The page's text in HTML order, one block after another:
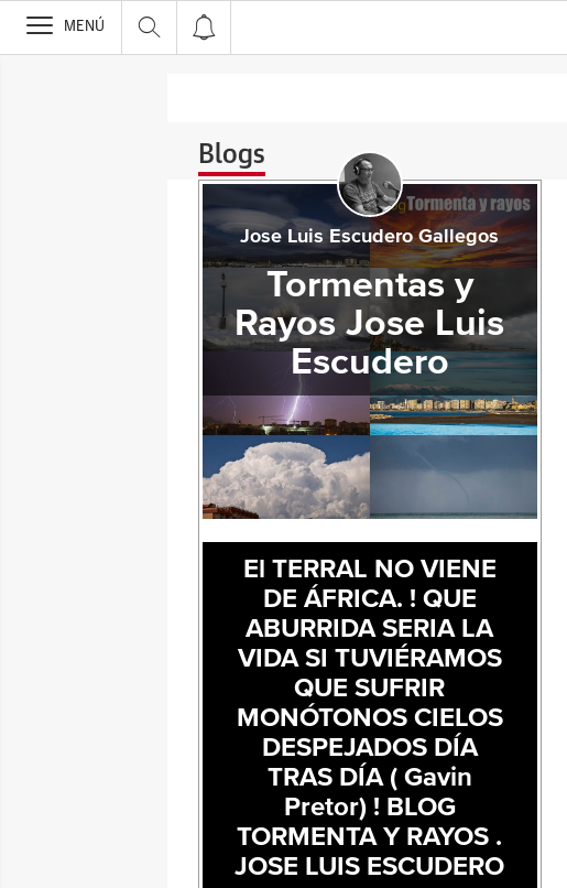
>
MENÚ
Blogs
Jose Luis Escudero Gallegos
Tormentas y
Rayos Jose Luis
Escudero
El TERRAL NO VIENE
DE ÁFRICA. ! QUE
ABURRIDA SERIA LA
VIDA SI TUVIÉRAMOS
QUE SUFRIR
MONÓTONOS CIELOS
DESPEJADOS DÍA
TRAS DÍA ( Gavin
Pretor) ! BLOG
TORMENTA Y RAYOS .
JOSE LUIS ESCUDERO